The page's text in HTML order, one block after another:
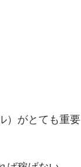
）がとても重要